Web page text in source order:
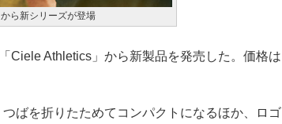
から新シリーズが登場
Ciele Athletics」から新製品を発売した。価格は
つばを折りたためてコンパクトになるほか、ロゴ